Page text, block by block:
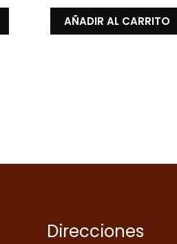
AÑADIR AL CARRITO
Direcciones